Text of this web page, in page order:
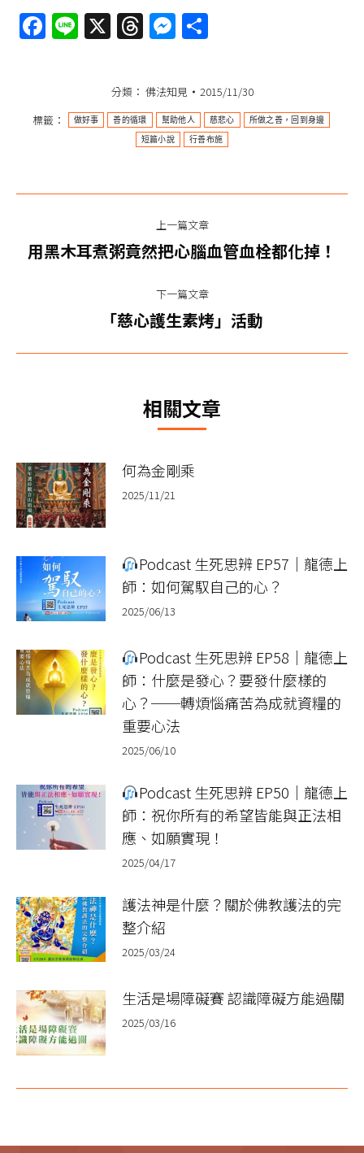
Facebook
Line
X Threads
Messenger
分類： 佛法知見
2015/11/30
標籤：
做好事 善的循環 幫助他人 慈悲心 所做之善，回到身邊
短篇小說 行善布施
章
上一篇文章
上
篇
文
用黑木耳煮粥竟然把心腦血管血栓都化掉！
下一篇文章
下
章：
「慈心護生素烤」活動
相關文章
何為金剛乘
2025/11/21
Podcast 生死思辨 EP57｜龍德上
師：如何駕馭自己的心？
2025/06/13
Podcast 生死思辨 EP58｜龍德上
師：什麼是發心？要發什麼樣的
心？──轉煩惱痛苦為成就資糧的
重要心法
2025/06/10
Podcast 生死思辨 EP50｜龍德上
師：祝你所有的希望皆能與正法相
應、如願實現！
2025/04/17
護法神是什麼？關於佛教護法的完
整介紹
2025/03/24
生活是場障礙賽 認識障礙方能過關
2025/03/16